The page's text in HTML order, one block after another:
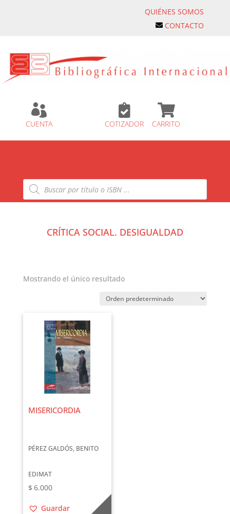
QUIÉNES SOMOS
CONTACTO

CUENTA

COTIZADOR

CARRITO
Búsqueda
de
productos
CRÍTICA SOCIAL. DESIGUALDAD
Mostrando el único resultado
MISERICORDIA
PÉREZ GALDÓS, BENITO
EDIMAT
$ 6.000
Guardar